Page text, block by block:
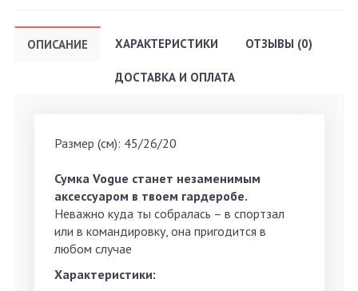
ОПИСАНИЕ ХАРАКТЕРИСТИКИ ОТЗЫВЫ (0)
ДОСТАВКА И ОПЛАТА
Размер (см): 45/26/20
Сумка Vogue станет незаменимым
аксессуаром в твоем гардеробе.
Неважно куда ты собралась – в спортзал
или в командировку, она пригодится в
любом случае
Характеристики: